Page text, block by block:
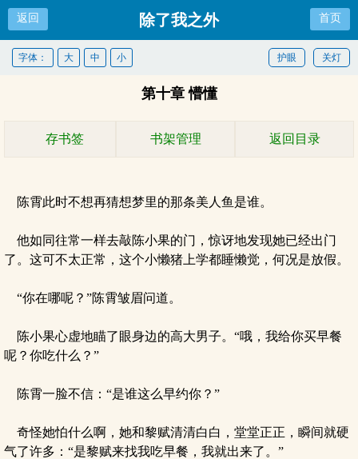
返回 除了我之外 首页
关灯
护眼
字体： 大 中 小
第十章 懵懂
存书签 书架管理 返回目录
陈霄此时不想再猜想梦里的那条美人鱼是谁。
他如同往常一样去敲陈小果的门，惊讶地发现她已经出门
了。这可不太正常，这个小懒猪上学都睡懒觉，何况是放假。
“你在哪呢？”陈霄皱眉问道。
陈小果心虚地瞄了眼身边的高大男子。“哦，我给你买早餐
呢？你吃什么？”
陈霄一脸不信：“是谁这么早约你？”
奇怪她怕什么啊，她和黎赋清清白白，堂堂正正，瞬间就硬
气了许多：“是黎赋来找我吃早餐，我就出来了。”